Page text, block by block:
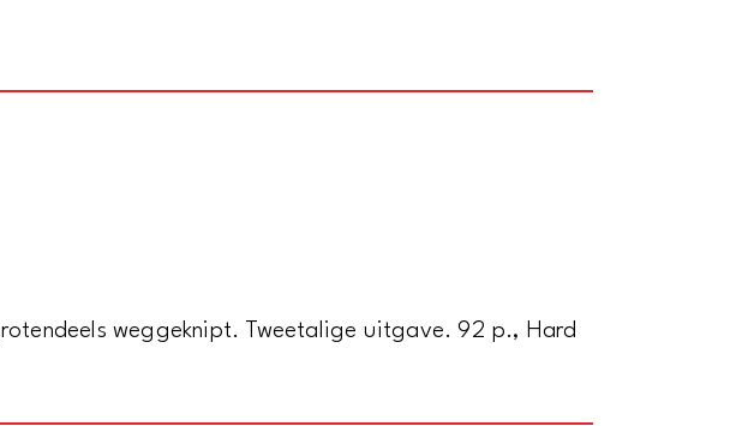
weggeknipt. Tweetalige uitgave. 92 p., Hard